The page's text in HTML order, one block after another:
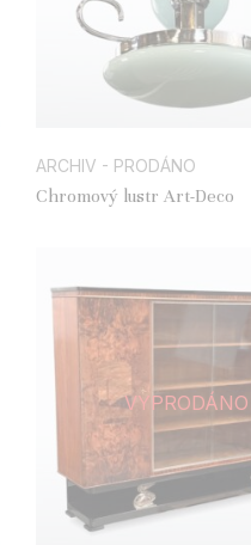
ARCHIV - PRODÁNO
Chromový lustr Art-Deco
VYPRODÁNO